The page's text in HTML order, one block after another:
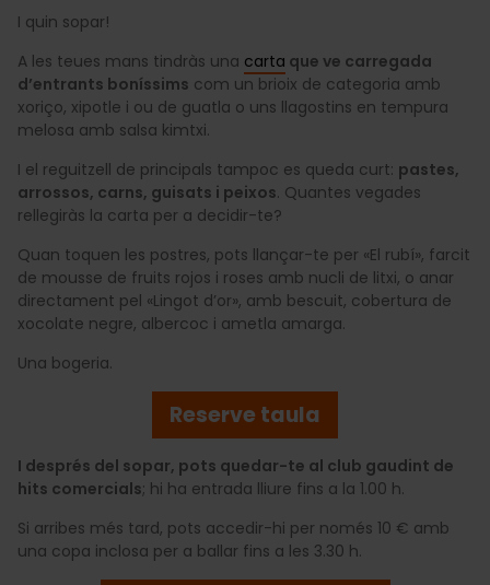
I quin sopar!
A les teues mans tindràs una carta que ve carregada
d’entrants boníssims com un brioix de categoria amb
xoriço, xipotle i ou de guatla o uns llagostins en tempura
melosa amb salsa kimtxi.
I el reguitzell de principals tampoc es queda curt: pastes,
arrossos, carns, guisats i peixos. Quantes vegades
rellegiràs la carta per a decidir-te?
Quan toquen les postres, pots llançar-te per «El rubí», farcit
de mousse de fruits rojos i roses amb nucli de litxi, o anar
directament pel «Lingot d’or», amb bescuit, cobertura de
xocolate negre, albercoc i ametla amarga.
Una bogeria.
Reserve taula
I després del sopar, pots quedar-te al club gaudint de
hits comercials; hi ha entrada lliure fins a la 1.00 h.
Si arribes més tard, pots accedir-hi per només 10 € amb
una copa inclosa per a ballar fins a les 3.30 h.